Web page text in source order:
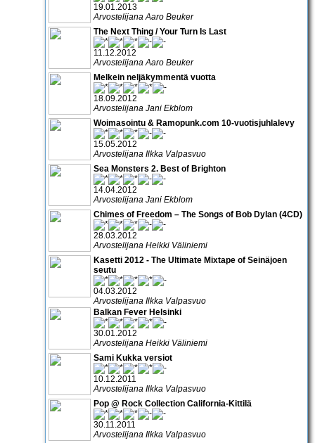
19.01.2013
Arvostelijana Aaro Beuker
The Next Thing / Your Turn Is Last
11.12.2012
Arvostelijana Aaro Beuker
Melkein neljäkymmentä vuotta
18.09.2012
Arvostelijana Jani Ekblom
Woimasointu & Ramopunk.com 10-vuotisjuhlalevy
15.05.2012
Arvostelijana Ilkka Valpasvuo
Sea Monsters 2. Best of Brighton
14.04.2012
Arvostelijana Jani Ekblom
Chimes of Freedom – The Songs of Bob Dylan (4CD)
28.03.2012
Arvostelijana Heikki Väliniemi
Kasetti 2012 - The Ultimate Mixtape of Seinäjoen
seutu
04.03.2012
Arvostelijana Ilkka Valpasvuo
Balkan Fever Helsinki
30.01.2012
Arvostelijana Heikki Väliniemi
Sami Kukka versiot
10.12.2011
Arvostelijana Ilkka Valpasvuo
Pop @ Rock Collection California-Kittilä
30.11.2011
Arvostelijana Ilkka Valpasvuo